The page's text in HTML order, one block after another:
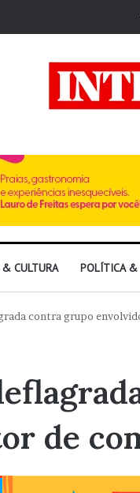
CULTURA POLÍTICA &
contra grupo
de